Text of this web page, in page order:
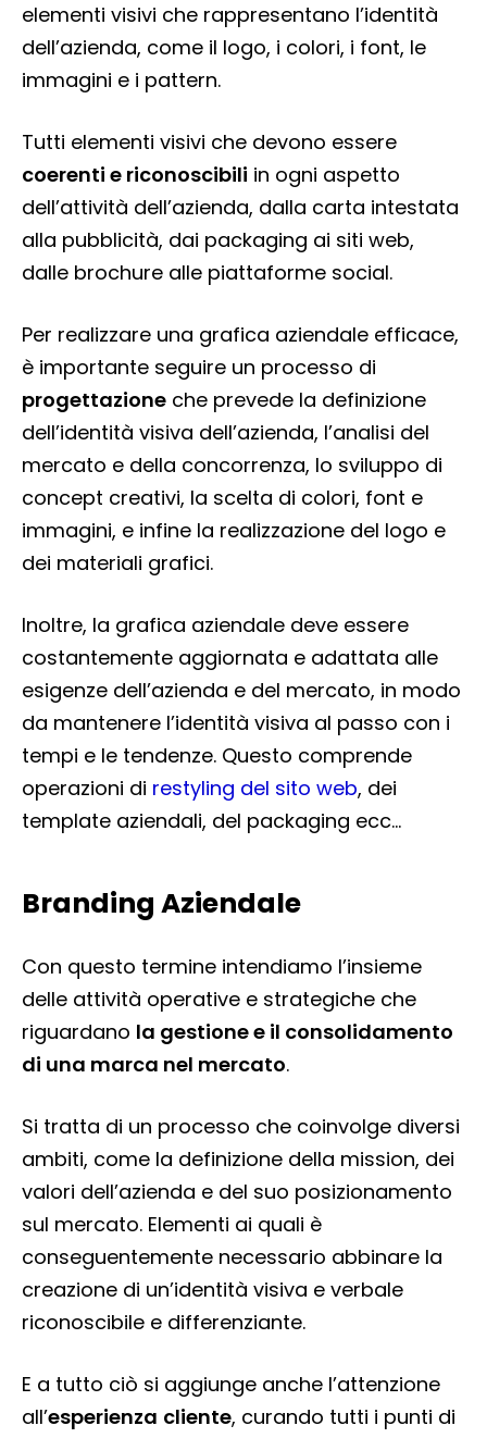
elementi visivi che rappresentano l’identità
dell’azienda, come il logo, i colori, i font, le
immagini e i pattern.
Tutti elementi visivi che devono essere
coerenti e riconoscibili in ogni aspetto
dell’attività dell’azienda, dalla carta intestata
alla pubblicità, dai packaging ai siti web,
dalle brochure alle piattaforme social.
Per realizzare una grafica aziendale efficace,
è importante seguire un processo di
progettazione che prevede la definizione
dell’identità visiva dell’azienda, l’analisi del
mercato e della concorrenza, lo sviluppo di
concept creativi, la scelta di colori, font e
immagini, e infine la realizzazione del logo e
dei materiali grafici.
Inoltre, la grafica aziendale deve essere
costantemente aggiornata e adattata alle
esigenze dell’azienda e del mercato, in modo
da mantenere l’identità visiva al passo con i
tempi e le tendenze. Questo comprende
operazioni di restyling del sito web, dei
template aziendali, del packaging ecc…
Branding Aziendale
Con questo termine intendiamo l’insieme
delle attività operative e strategiche che
riguardano la gestione e il consolidamento
di una marca nel mercato.
Si tratta di un processo che coinvolge diversi
ambiti, come la definizione della mission, dei
valori dell’azienda e del suo posizionamento
sul mercato. Elementi ai quali è
conseguentemente necessario abbinare la
creazione di un’identità visiva e verbale
riconoscibile e differenziante.
E a tutto ciò si aggiunge anche l’attenzione
all’esperienza cliente, curando tutti i punti di